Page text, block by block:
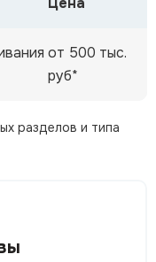
от 500 тыс.
руб*
разделов и типа